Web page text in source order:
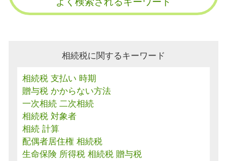
相続税に関するキーワード
相続税 支払い 時期
贈与税 かからない方法
一次相続 二次相続
相続税 対象者
相続 計算
配偶者居住権 相続税
生命保険 所得税 相続税 贈与税